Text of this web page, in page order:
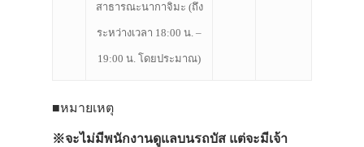
สาธารณะนากาจิมะ (ถึง
ระหว่างเวลา 18:00 น. –
19:00 น. โดยประมาณ)
■หมายเหตุ
※จะไม่มีพนักงานดูแลบนรถบัส แต่จะมีเจ้า